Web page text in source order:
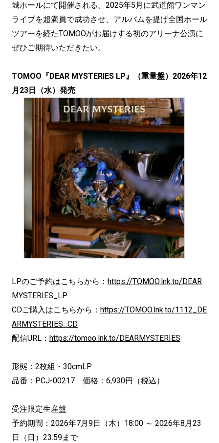
城ホールにて開催される。2025年5月に武道館ワンマン
ライブを超満員で成功させ、アルバムを提げ全国ホール
ツアーを経たTOMOOがお届けする初のアリーナ公演に
ぜひご期待いただきたい。
TOMOO『DEAR MYSTERIES LP』（重量盤）2026年12
月23日（水）発売
LPのご予約はこちらから： https://TOMOO.lnk.to/DEAR
MYSTERIES_LP
CDご購入はこちらから： https://TOMOO.lnk.to/1112_DE
ARMYSTERIES_CD
配信URL： https://tomoo.lnk.to/DEARMYSTERIES
形態：2枚組・30cmLP
品番：PCJ-00217 価格：6,930円（税込）
受注限定生産盤
予約期間：2026年7月9日（木）18:00 ～ 2026年8月23
日（日）23:59まで